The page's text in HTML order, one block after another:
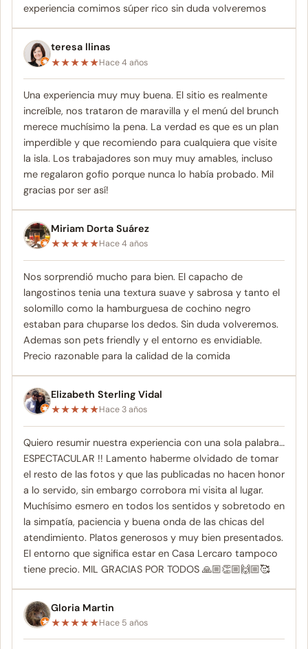
experiencia comimos súper rico sin duda volveremos
teresa llinas
★★★★★Hace 4 años
Una experiencia muy muy buena. El sitio es realmente
increíble, nos trataron de maravilla y el menú del brunch
merece muchísimo la pena. La verdad es que es un plan
imperdible y que recomiendo para cualquiera que visite
la isla. Los trabajadores son muy muy amables, incluso
me regalaron gofio porque nunca lo había probado. Mil
gracias por ser así!
Miriam Dorta Suárez
★★★★★Hace 4 años
Nos sorprendió mucho para bien. El capacho de
langostinos tenia una textura suave y sabrosa y tanto el
solomillo como la hamburguesa de cochino negro
estaban para chuparse los dedos. Sin duda volveremos.
Ademas son pets friendly y el entorno es envidiable.
Precio razonable para la calidad de la comida
Elizabeth Sterling Vidal
★★★★★Hace 3 años
Quiero resumir nuestra experiencia con una sola palabra…
ESPECTACULAR !! Lamento haberme olvidado de tomar
el resto de las fotos y que las publicadas no hacen honor
a lo servido, sin embargo corrobora mi visita al lugar.
Muchísimo esmero en todos los sentidos y sobretodo en
la simpatía, paciencia y buena onda de las chicas del
atendimiento. Platos generosos y muy bien presentados.
El entorno que significa estar en Casa Lercaro tampoco
tiene precio. MIL GRACIAS POR TODOS 🙏🏼👏🏼🙌🏼🥰
Gloria Martin
★★★★★Hace 5 años